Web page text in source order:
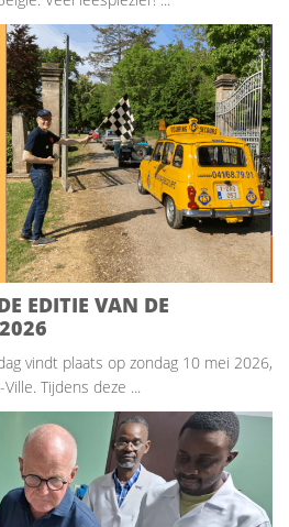
EDITIE VAN DE
vindt plaats op zondag 10 mei 2026,
Tijdens deze ...